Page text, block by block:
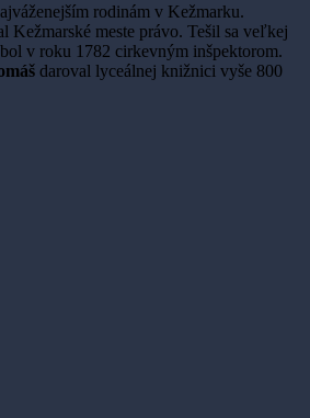
rodinám v Kežmarku.
Kežmarské meste právo. Tešil sa veľkej
bol v roku 1782 cirkevným inšpektorom.
daroval lyceálnej knižnici vyše 800